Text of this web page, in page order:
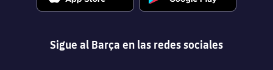
Sigue al Barça en las redes sociales